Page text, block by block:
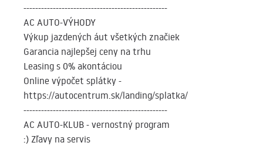
-------------------------------------------------
AC AUTO-VÝHODY
Výkup jazdených áut všetkých značiek
Garancia najlepšej ceny na trhu
Leasing s 0% akontáciou
Online výpočet splátky -
https://autocentrum.sk/landing/splatka/
-------------------------------------------------
AC AUTO-KLUB - vernostný program
:) Zľavy na servis